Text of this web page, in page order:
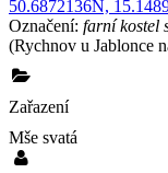
50.6872136N,
Označení: farní kostel
(Rychnov u Jablonce
Zařazení
Mše svatá